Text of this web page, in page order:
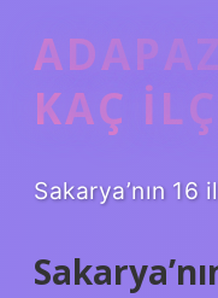
KAÇ
Sakarya’nın